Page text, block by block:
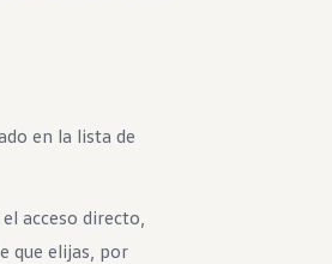
en la lista de
acceso directo,
que elijas, por